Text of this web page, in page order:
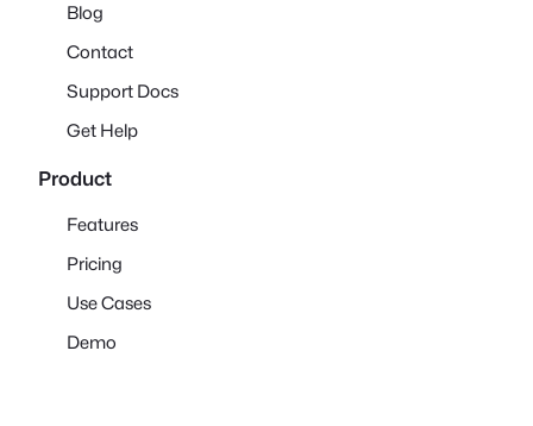
Blog
Contact
Support Docs
Get Help
Product
Features
Pricing
Use Cases
Demo